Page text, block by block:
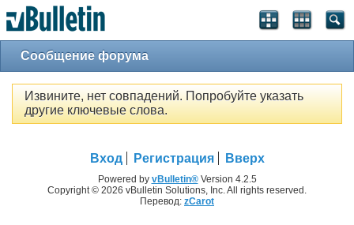
Сообщение форума
Извините, нет совпадений. Попробуйте указать
другие ключевые слова.
Вход Регистрация Вверх
Powered by vBulletin®Version 4.2.5
Copyright © 2026 vBulletin Solutions, Inc. All rights reserved.
Перевод: zCarot